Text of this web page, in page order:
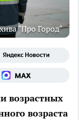
"Про Город"
возрастных
возраста